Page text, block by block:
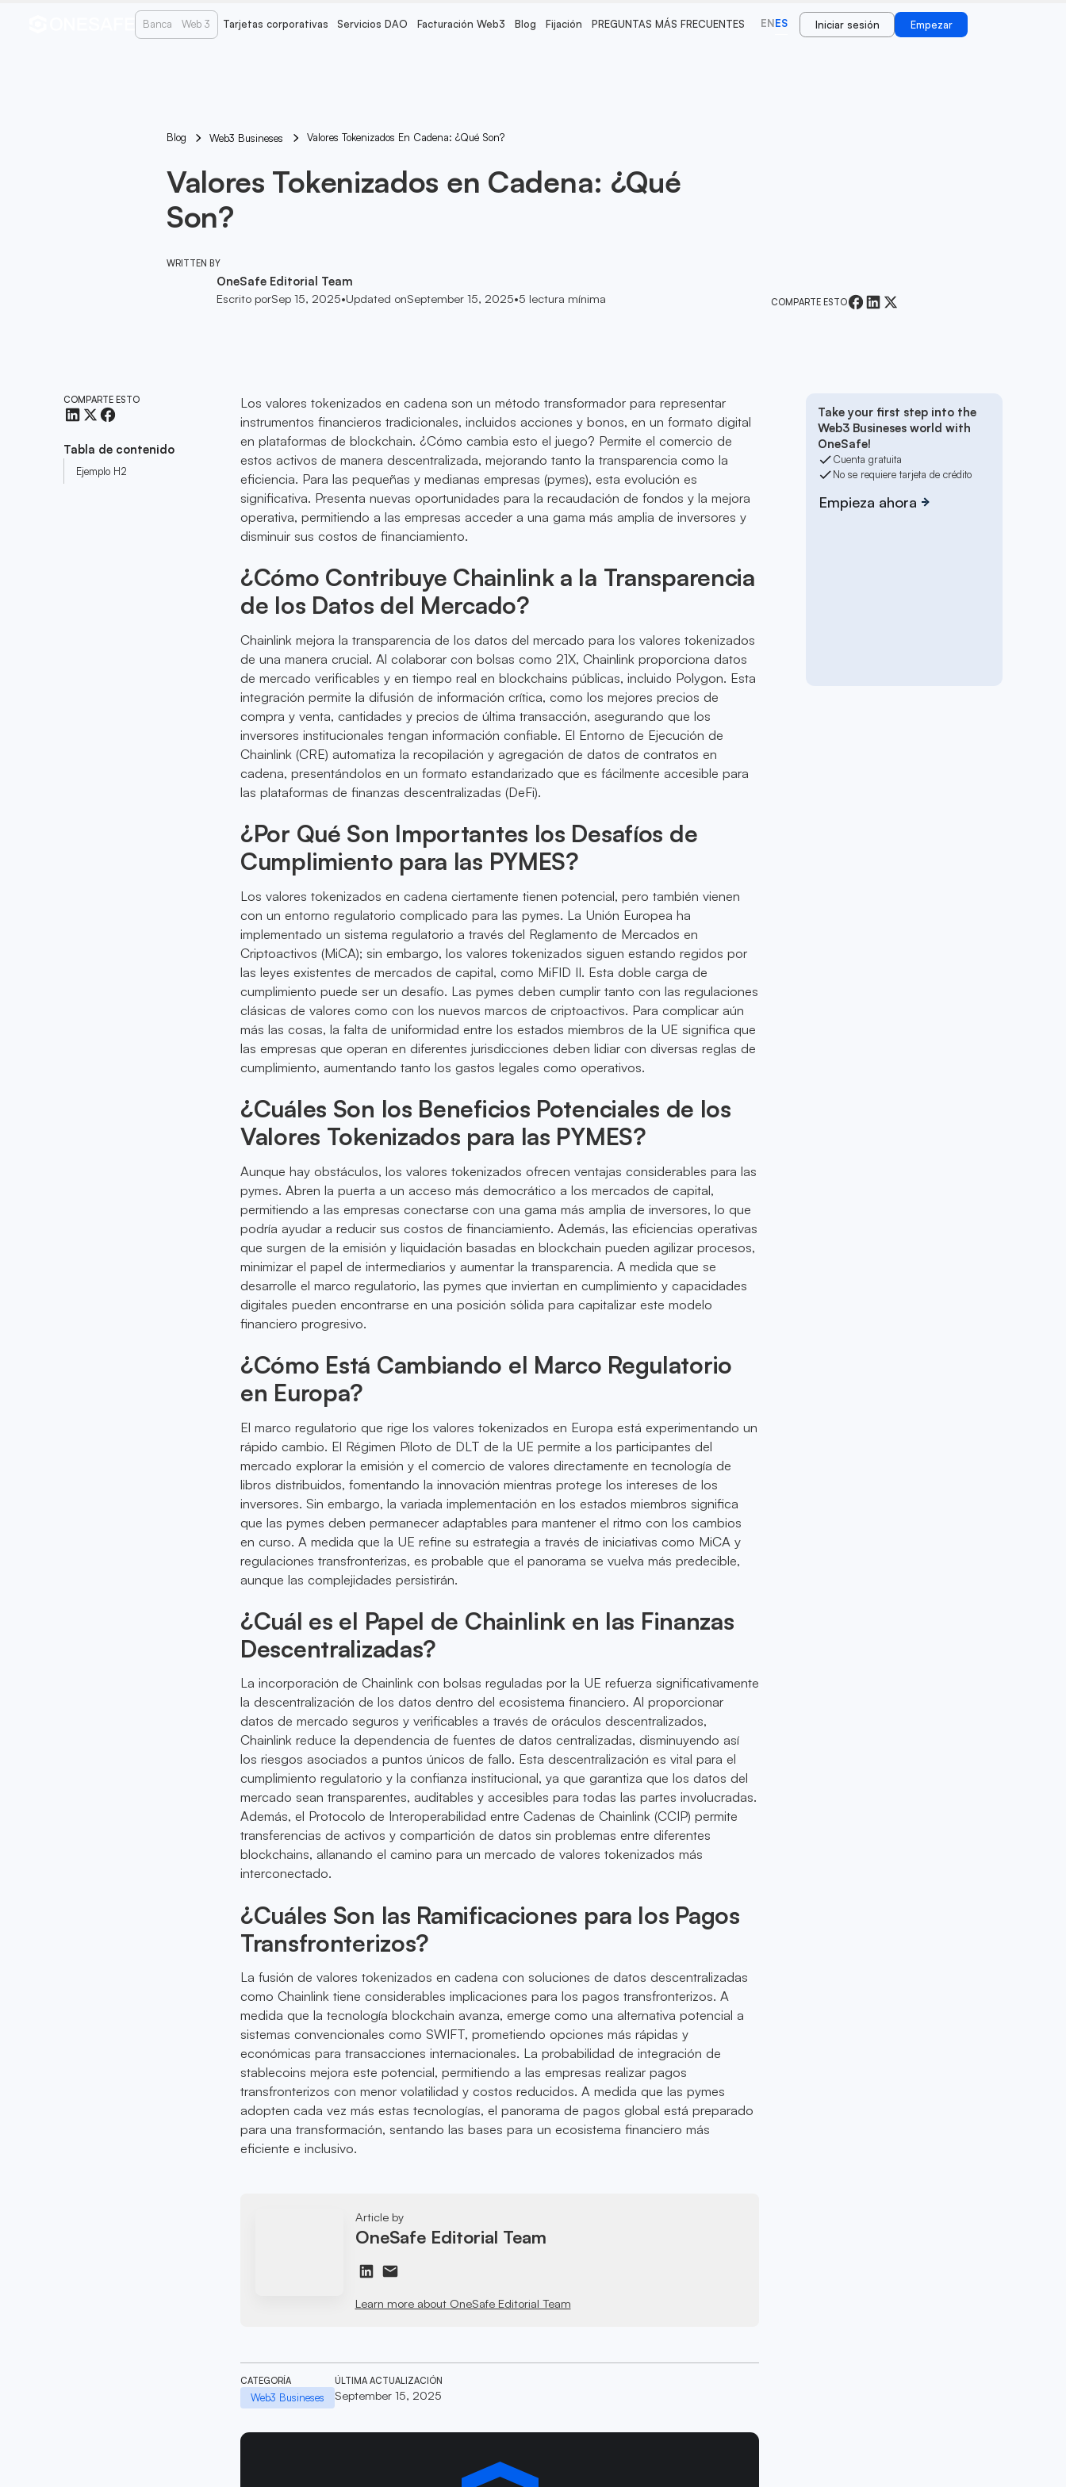
Banca Web 3 Tarjetas corporativas Servicios DAO Facturación Web3 Blog Fijación PREGUNTAS MÁS FRECUENTES ENES Iniciar sesión Empezar
Blog Web3 Busineses Valores Tokenizados En Cadena: ¿Qué Son?
Valores Tokenizados en Cadena: ¿Qué
Son?
WRITTEN BY
OneSafe Editorial Team
Escrito porSep 15, 2025•Updated onSeptember 15, 2025•5 lectura mínima COMPARTE ESTO
COMPARTE ESTO
Tabla de contenido
Ejemplo H2
Los valores tokenizados en cadena son un método transformador para representar
instrumentos financieros tradicionales, incluidos acciones y bonos, en un formato digital
en plataformas de blockchain. ¿Cómo cambia esto el juego? Permite el comercio de
estos activos de manera descentralizada, mejorando tanto la transparencia como la
eficiencia. Para las pequeñas y medianas empresas (pymes), esta evolución es
significativa. Presenta nuevas oportunidades para la recaudación de fondos y la mejora
operativa, permitiendo a las empresas acceder a una gama más amplia de inversores y
disminuir sus costos de financiamiento.
¿Cómo Contribuye Chainlink a la Transparencia
de los Datos del Mercado?
Chainlink mejora la transparencia de los datos del mercado para los valores tokenizados
de una manera crucial. Al colaborar con bolsas como 21X, Chainlink proporciona datos
de mercado verificables y en tiempo real en blockchains públicas, incluido Polygon. Esta
integración permite la difusión de información crítica, como los mejores precios de
compra y venta, cantidades y precios de última transacción, asegurando que los
inversores institucionales tengan información confiable. El Entorno de Ejecución de
Chainlink (CRE) automatiza la recopilación y agregación de datos de contratos en
cadena, presentándolos en un formato estandarizado que es fácilmente accesible para
las plataformas de finanzas descentralizadas (DeFi).
¿Por Qué Son Importantes los Desafíos de
Cumplimiento para las PYMES?
Los valores tokenizados en cadena ciertamente tienen potencial, pero también vienen
con un entorno regulatorio complicado para las pymes. La Unión Europea ha
implementado un sistema regulatorio a través del Reglamento de Mercados en
Criptoactivos (MiCA); sin embargo, los valores tokenizados siguen estando regidos por
las leyes existentes de mercados de capital, como MiFID II. Esta doble carga de
cumplimiento puede ser un desafío. Las pymes deben cumplir tanto con las regulaciones
clásicas de valores como con los nuevos marcos de criptoactivos. Para complicar aún
más las cosas, la falta de uniformidad entre los estados miembros de la UE significa que
las empresas que operan en diferentes jurisdicciones deben lidiar con diversas reglas de
cumplimiento, aumentando tanto los gastos legales como operativos.
¿Cuáles Son los Beneficios Potenciales de los
Valores Tokenizados para las PYMES?
Aunque hay obstáculos, los valores tokenizados ofrecen ventajas considerables para las
pymes. Abren la puerta a un acceso más democrático a los mercados de capital,
permitiendo a las empresas conectarse con una gama más amplia de inversores, lo que
podría ayudar a reducir sus costos de financiamiento. Además, las eficiencias operativas
que surgen de la emisión y liquidación basadas en blockchain pueden agilizar procesos,
minimizar el papel de intermediarios y aumentar la transparencia. A medida que se
desarrolle el marco regulatorio, las pymes que inviertan en cumplimiento y capacidades
digitales pueden encontrarse en una posición sólida para capitalizar este modelo
financiero progresivo.
¿Cómo Está Cambiando el Marco Regulatorio
en Europa?
El marco regulatorio que rige los valores tokenizados en Europa está experimentando un
rápido cambio. El Régimen Piloto de DLT de la UE permite a los participantes del
mercado explorar la emisión y el comercio de valores directamente en tecnología de
libros distribuidos, fomentando la innovación mientras protege los intereses de los
inversores. Sin embargo, la variada implementación en los estados miembros significa
que las pymes deben permanecer adaptables para mantener el ritmo con los cambios
en curso. A medida que la UE refine su estrategia a través de iniciativas como MiCA y
regulaciones transfronterizas, es probable que el panorama se vuelva más predecible,
aunque las complejidades persistirán.
¿Cuál es el Papel de Chainlink en las Finanzas
Descentralizadas?
La incorporación de Chainlink con bolsas reguladas por la UE refuerza significativamente
la descentralización de los datos dentro del ecosistema financiero. Al proporcionar
datos de mercado seguros y verificables a través de oráculos descentralizados,
Chainlink reduce la dependencia de fuentes de datos centralizadas, disminuyendo así
los riesgos asociados a puntos únicos de fallo. Esta descentralización es vital para el
cumplimiento regulatorio y la confianza institucional, ya que garantiza que los datos del
mercado sean transparentes, auditables y accesibles para todas las partes involucradas.
Además, el Protocolo de Interoperabilidad entre Cadenas de Chainlink (CCIP) permite
transferencias de activos y compartición de datos sin problemas entre diferentes
blockchains, allanando el camino para un mercado de valores tokenizados más
interconectado.
¿Cuáles Son las Ramificaciones para los Pagos
Transfronterizos?
La fusión de valores tokenizados en cadena con soluciones de datos descentralizadas
como Chainlink tiene considerables implicaciones para los pagos transfronterizos. A
medida que la tecnología blockchain avanza, emerge como una alternativa potencial a
sistemas convencionales como SWIFT, prometiendo opciones más rápidas y
económicas para transacciones internacionales. La probabilidad de integración de
stablecoins mejora este potencial, permitiendo a las empresas realizar pagos
transfronterizos con menor volatilidad y costos reducidos. A medida que las pymes
adopten cada vez más estas tecnologías, el panorama de pagos global está preparado
para una transformación, sentando las bases para un ecosistema financiero más
eficiente e inclusivo.
Article by
OneSafe Editorial Team
Learn more about OneSafe Editorial Team
CATEGORÍA
Web3 Busineses
ÚLTIMA ACTUALIZACIÓN
September 15, 2025
Take your first step into the
Web3 Busineses world with
OneSafe!
Cuenta gratuita
No se requiere tarjeta de crédito
Empieza ahora